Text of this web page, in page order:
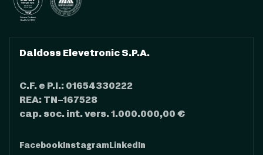
Daldoss Elevetronic S.P.A.
C.F. e P.I.: 01654330222
REA: TN–167528
cap. soc. int. vers. 1.000.000,00 €
FacebookInstagram LinkedIn